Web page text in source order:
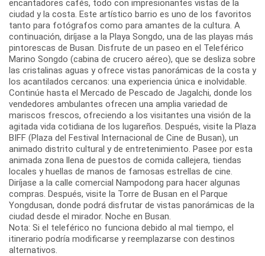
encantadores cafés, todo con impresionantes vistas de la
ciudad y la costa. Este artístico barrio es uno de los favoritos
tanto para fotógrafos como para amantes de la cultura. A
continuación, diríjase a la Playa Songdo, una de las playas más
pintorescas de Busan. Disfrute de un paseo en el Teleférico
Marino Songdo (cabina de crucero aéreo), que se desliza sobre
las cristalinas aguas y ofrece vistas panorámicas de la costa y
los acantilados cercanos: una experiencia única e inolvidable.
Continúe hasta el Mercado de Pescado de Jagalchi, donde los
vendedores ambulantes ofrecen una amplia variedad de
mariscos frescos, ofreciendo a los visitantes una visión de la
agitada vida cotidiana de los lugareños. Después, visite la Plaza
BIFF (Plaza del Festival Internacional de Cine de Busan), un
animado distrito cultural y de entretenimiento. Pasee por esta
animada zona llena de puestos de comida callejera, tiendas
locales y huellas de manos de famosas estrellas de cine.
Diríjase a la calle comercial Nampodong para hacer algunas
compras. Después, visite la Torre de Busan en el Parque
Yongdusan, donde podrá disfrutar de vistas panorámicas de la
ciudad desde el mirador. Noche en Busan.
Nota: Si el teleférico no funciona debido al mal tiempo, el
itinerario podría modificarse y reemplazarse con destinos
alternativos.